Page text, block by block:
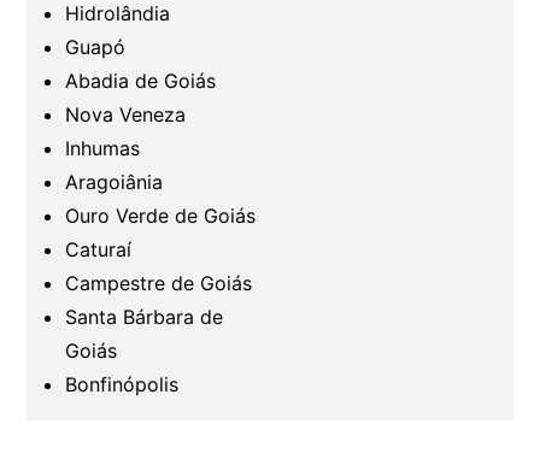
Hidrolândia
Guapó
Abadia de Goiás
Nova Veneza
Inhumas
Aragoiânia
Ouro Verde de Goiás
Caturaí
Campestre de Goiás
Santa Bárbara de
Goiás
Bonfinópolis